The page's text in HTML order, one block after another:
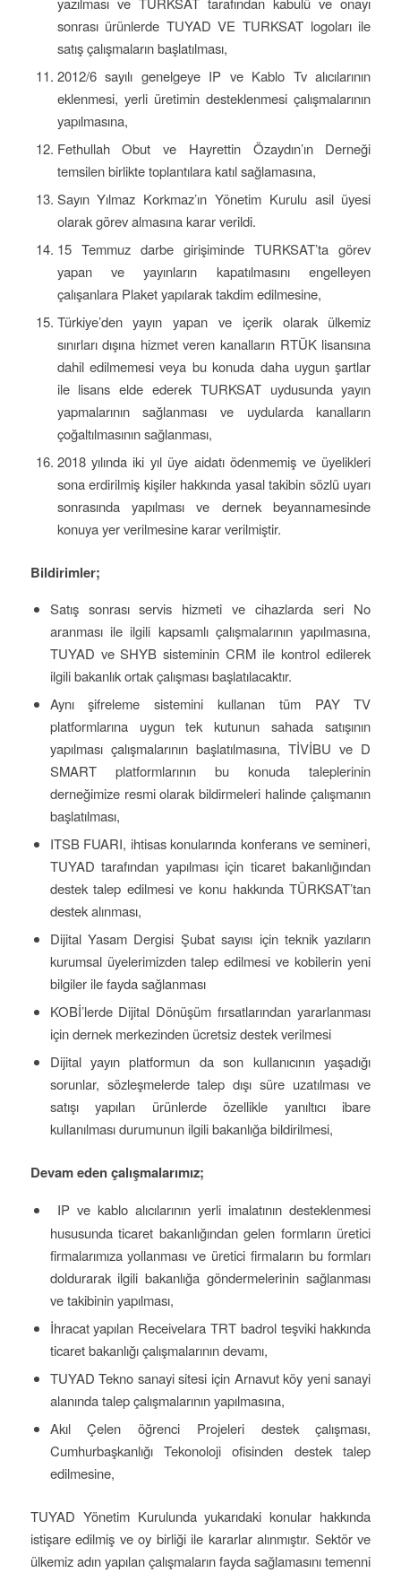
sonrası ürünlerde TUYAD VE TURKSAT logoları ile
satış çalışmaların başlatılması,
2012/6 sayılı genelgeye IP ve Kablo Tv alıcılarının
eklenmesi, yerli üretimin desteklenmesi çalışmalarının
yapılmasına,
Fethullah Obut ve Hayrettin Özaydın’ın Derneği
temsilen birlikte toplantılara katıl sağlamasına,
Sayın Yılmaz Korkmaz’ın Yönetim Kurulu asil üyesi
olarak görev almasına karar verildi.
15 Temmuz darbe girişiminde TURKSAT’ta görev
yapan ve yayınların kapatılmasını engelleyen
çalışanlara Plaket yapılarak takdim edilmesine,
Türkiye’den yayın yapan ve içerik olarak ülkemiz
sınırları dışına hizmet veren kanalların RTÜK lisansına
dahil edilmemesi veya bu konuda daha uygun şartlar
ile lisans elde ederek TURKSAT uydusunda yayın
yapmalarının sağlanması ve uydularda kanalların
çoğaltılmasının sağlanması,
2018 yılında iki yıl üye aidatı ödenmemiş ve üyelikleri
sona erdirilmiş kişiler hakkında yasal takibin sözlü uyarı
sonrasında yapılması ve dernek beyannamesinde
konuya yer verilmesine karar verilmiştir.
Bildirimler;
Satış sonrası servis hizmeti ve cihazlarda seri No
aranması ile ilgili kapsamlı çalışmalarının yapılmasına,
TUYAD ve SHYB sisteminin CRM ile kontrol edilerek
ilgili bakanlık ortak çalışması başlatılacaktır.
Aynı şifreleme sistemini kullanan tüm PAY TV
platformlarına uygun tek kutunun sahada satışının
yapılması çalışmalarının başlatılmasına, TİVİBU ve D
SMART platformlarının bu konuda taleplerinin
derneğimize resmi olarak bildirmeleri halinde çalışmanın
başlatılması,
ITSB FUARI, ihtisas konularında konferans ve semineri,
TUYAD tarafından yapılması için ticaret bakanlığından
destek talep edilmesi ve konu hakkında TÜRKSAT’tan
destek alınması,
Dijital Yasam Dergisi Şubat sayısı için teknik yazıların
kurumsal üyelerimizden talep edilmesi ve kobilerin yeni
bilgiler ile fayda sağlanması
KOBİ’lerde Dijital Dönüşüm fırsatlarından yararlanması
için dernek merkezinden ücretsiz destek verilmesi
Dijital yayın platformun da son kullanıcının yaşadığı
sorunlar, sözleşmelerde talep dışı süre uzatılması ve
satışı yapılan ürünlerde özellikle yanıltıcı ibare
kullanılması durumunun ilgili bakanlığa bildirilmesi,
Devam eden çalışmalarımız;
IP ve kablo alıcılarının yerli imalatının desteklenmesi
hususunda ticaret bakanlığından gelen formların üretici
firmalarımıza yollanması ve üretici firmaların bu formları
doldurarak ilgili bakanlığa göndermelerinin sağlanması
ve takibinin yapılması,
İhracat yapılan Receivelara TRT badrol teşviki hakkında
ticaret bakanlığı çalışmalarının devamı,
TUYAD Tekno sanayi sitesi için Arnavut köy yeni sanayi
alanında talep çalışmalarının yapılmasına,
Akıl Çelen öğrenci Projeleri destek çalışması,
Cumhurbaşkanlığı Tekonoloji ofisinden destek talep
edilmesine,
TUYAD Yönetim Kurulunda yukarıdaki konular hakkında
istişare edilmiş ve oy birliği ile kararlar alınmıştır. Sektör ve
ülkemiz adın yapılan çalışmaların fayda sağlamasını temenni